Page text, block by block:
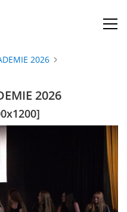
2026
2026